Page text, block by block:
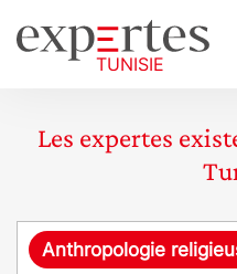
Les expertes
R Anthropologie